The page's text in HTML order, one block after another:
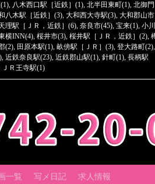
, 八木西口駅［近鉄］(1), 北半田東町(1), 北御門
八木駅［近鉄］(3), 大和西大寺駅(3), 大和郡山市
理駅［ＪＲ，近鉄］(6), 奈良市(45), 宝来(1), 小川
横INN(4), 桜井市(3), 桜井駅［ＪＲ，近鉄］(2),
(2), 田原本駅(1), 畝傍駅［ＪＲ］(3), 登大路町(2),
, 近鉄奈良駅(23), 近鉄郡山駅(1), 針町(1), 長柄駅
ＪＲ王寺駅(1)
一覧 写メ日記 求人情報